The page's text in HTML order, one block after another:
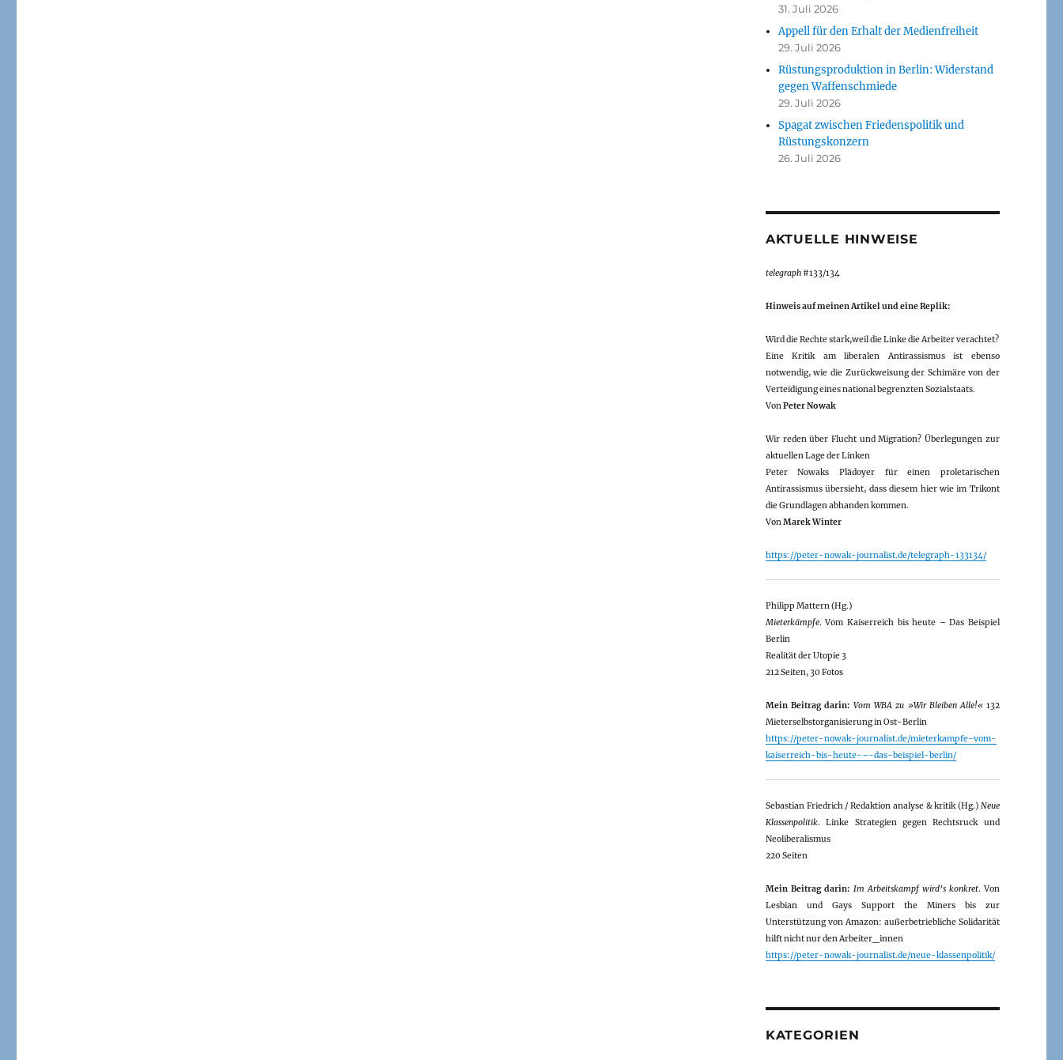
31. Juli 2026
Appell für den Erhalt der Medienfreiheit
29. Juli 2026
Rüstungsproduktion in Berlin: Widerstand
gegen Waffenschmiede
29. Juli 2026
Spagat zwischen Friedenspolitik und
Rüstungskonzern
26. Juli 2026
AKTUELLE HINWEISE
telegraph#133/134
Hinweis auf meinen Artikel und eine Replik:
Wird die Rechte stark,weil die Linke die Arbeiter verachtet?
Eine Kritik am liberalen Antirassismus ist ebenso
notwendig, wie die Zurückweisung der Schimäre von der
Verteidigung eines national begrenzten Sozialstaats.
VonPeter Nowak
Wir reden über Flucht und Migration? Überlegungen zur
aktuellen Lage der Linken
Peter Nowaks Plädoyer für einen proletarischen
Antirassismus übersieht, dass diesem hier wie im Trikont
die Grundlagen abhanden kommen.
VonMarek Winter
https://peter-nowak-journalist.de/telegraph-133134/
Philipp Mattern (Hg.)
Mieterkämpfe. Vom Kaiserreich bis heute – Das Beispiel
Berlin
Realität der Utopie 3
212 Seiten, 30 Fotos
Mein Beitrag darin: Vom WBA zu »Wir Bleiben Alle!«132
Mieterselbstorganisierung in Ost-Berlin
https://peter-nowak-journalist.de/mieterkampfe-vom-
kaiserreich-bis-heute-–-das-beispiel-berlin/
Sebastian Friedrich / Redaktion analyse & kritik (Hg.) Neue
Klassenpolitik. Linke Strategien gegen Rechtsruck und
Neoliberalismus
220 Seiten
Mein Beitrag darin: Im Arbeitskampf wird’s konkret. Von
Lesbian und Gays Support the Miners bis zur
Unterstützung von Amazon: außerbetriebliche Solidarität
hilft nicht nur den Arbeiter_innen
https://peter-nowak-journalist.de/neue-klassenpolitik/
KATEGORIEN